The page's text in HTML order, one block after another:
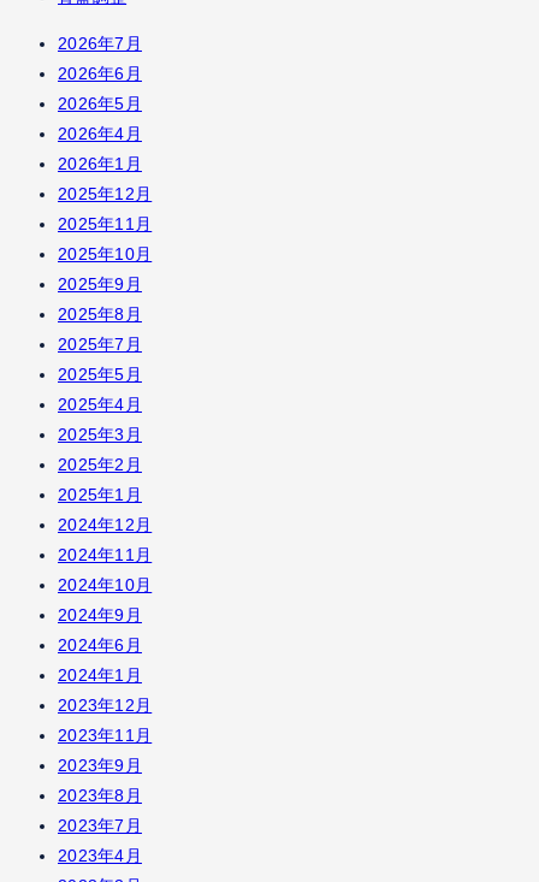
2026年7月
2026年6月
2026年5月
2026年4月
2026年1月
2025年12月
2025年11月
2025年10月
2025年9月
2025年8月
2025年7月
2025年5月
2025年4月
2025年3月
2025年2月
2025年1月
2024年12月
2024年11月
2024年10月
2024年9月
2024年6月
2024年1月
2023年12月
2023年11月
2023年9月
2023年8月
2023年7月
2023年4月